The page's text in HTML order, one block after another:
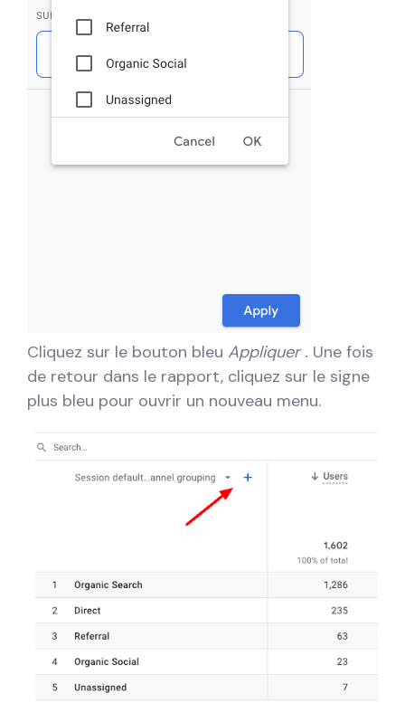
Cliquez sur le bouton bleu Appliquer . Une fois
de retour dans le rapport, cliquez sur le signe
plus bleu pour ouvrir un nouveau menu.